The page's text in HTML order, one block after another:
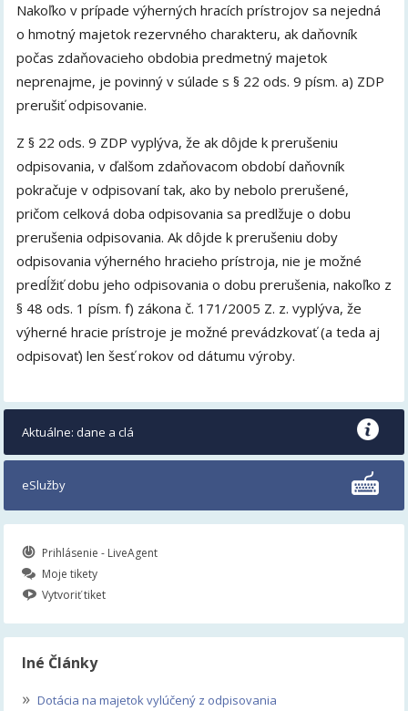
Nakoľko v prípade výherných hracích prístrojov sa nejedná
o hmotný majetok rezervného charakteru, ak daňovník
počas zdaňovacieho obdobia predmetný majetok
neprenajme, je povinný v súlade s § 22 ods. 9 písm. a) ZDP
prerušiť odpisovanie.
Z § 22 ods. 9 ZDP vyplýva, že ak dôjde k prerušeniu
odpisovania, v ďalšom zdaňovacom období daňovník
pokračuje v odpisovaní tak, ako by nebolo prerušené,
pričom celková doba odpisovania sa predlžuje o dobu
prerušenia odpisovania. Ak dôjde k prerušeniu doby
odpisovania výherného hracieho prístroja, nie je možné
predĺžiť dobu jeho odpisovania o dobu prerušenia, nakoľko z
§ 48 ods. 1 písm. f) zákona č. 171/2005 Z. z. vyplýva, že
výherné hracie prístroje je možné prevádzkovať (a teda aj
odpisovať) len šesť rokov od dátumu výroby.
Aktuálne: dane a clá
eSlužby
Prihlásenie - LiveAgent
Moje tikety
Vytvoriť tiket
Iné Články
» Dotácia na majetok vylúčený z odpisovania